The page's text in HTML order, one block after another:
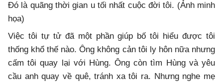
Đó là quãng thời gian u tối nhất cuộc đời tôi. (Ảnh minh
họa)
Việc tôi tự tử đã một phần giúp bố tôi hiểu được tôi
thống khổ thế nào. Ông không cản tôi ly hôn nữa nhưng
cấm tôi quay lại với Hùng. Ông còn tìm Hùng và yêu
cầu anh quay về quê, tránh xa tôi ra. Nhưng nghe mẹ